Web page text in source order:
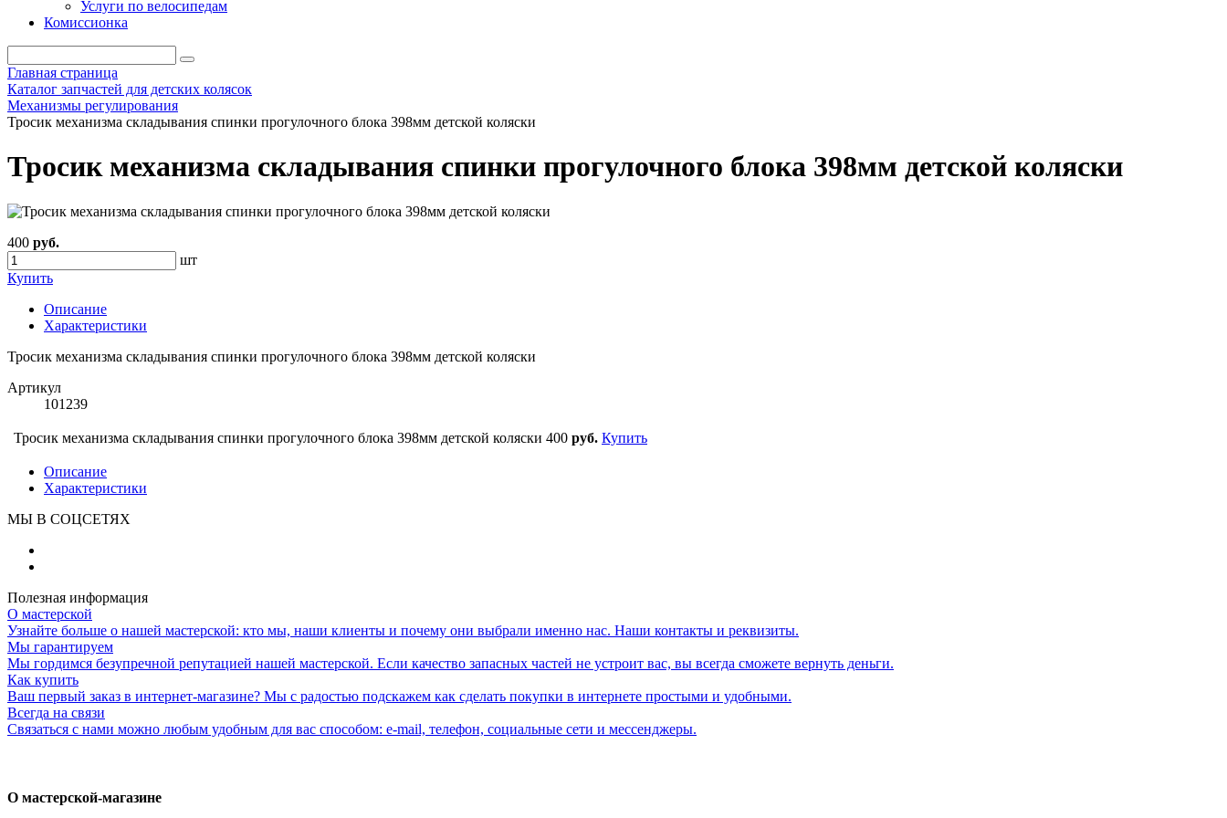
Услуги по велосипедам
Комиссионка
Главная страница
Каталог запчастей для детских колясок
Механизмы регулирования
Тросик механизма складывания спинки прогулочного блока 398мм детской коляски
Тросик механизма складывания спинки прогулочного блока 398мм детской коляски
400 руб.
шт
Купить
Описание
Характеристики
Тросик механизма складывания спинки прогулочного блока 398мм детской коляски
Артикул
101239
Тросик механизма складывания спинки прогулочного блока 398мм детской коляски 400 руб. Купить
Описание
Характеристики
МЫ В СОЦСЕТЯХ
Полезная информация
О мастерской
Узнайте больше о нашей мастерской: кто мы, наши клиенты и почему они выбрали именно нас. Наши контакты и реквизиты.
Мы гарантируем
Мы гордимся безупречной репутацией нашей мастерской. Если качество запасных частей не устроит вас, вы всегда сможете вернуть деньги.
Как купить
Ваш первый заказ в интернет-магазине? Мы с радостью подскажем как сделать покупки в интернете простыми и удобными.
Всегда на связи
Связаться с нами можно любым удобным для вас способом: e-mail, телефон, социальные сети и мессенджеры.
О мастерской-магазине